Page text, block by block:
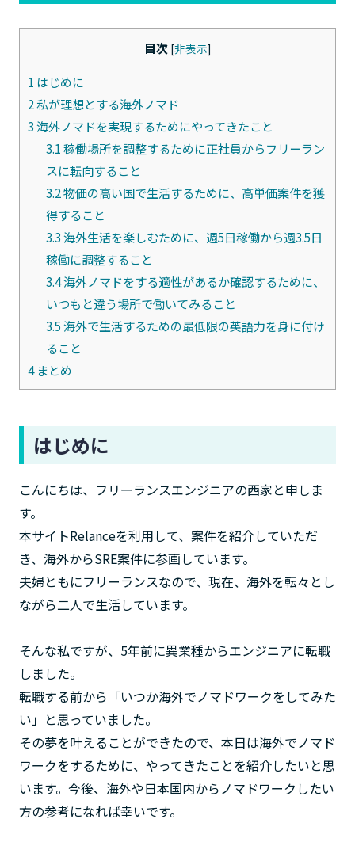
目次 [非表示]
1 はじめに
2私が理想とする海外ノマド
3海外ノマドを実現するためにやってきたこと
3.1稼働場所を調整するために正社員からフリーラン
スに転向すること
3.2物価の高い国で生活するために、高単価案件を獲
得すること
3.3海外生活を楽しむために、週5日稼働から週3.5日
稼働に調整すること
3.4海外ノマドをする適性があるか確認するために、
いつもと違う場所で働いてみること
3.5海外で生活するための最低限の英語力を身に付け
ること
4まとめ
はじめに
こんにちは、フリーランスエンジニアの西家と申しま
す。
本サイトRelanceを利用して、案件を紹介していただ
き、海外からSRE案件に参画しています。
夫婦ともにフリーランスなので、現在、海外を転々とし
ながら二人で生活しています。
そんな私ですが、5年前に異業種からエンジニアに転職
しました。
転職する前から「いつか海外でノマドワークをしてみた
い」と思っていました。
その夢を叶えることができたので、本日は海外でノマド
ワークをするために、やってきたことを紹介したいと思
います。今後、海外や日本国内からノマドワークしたい
方の参考になれば幸いです。